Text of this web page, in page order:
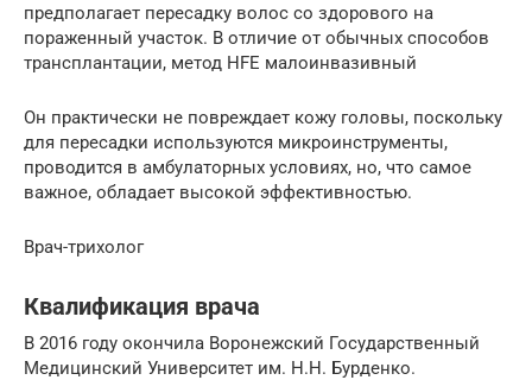
предполагает пересадку волос со здорового на
пораженный участок. В отличие от обычных способов
трансплантации, метод HFE малоинвазивный
Он практически не повреждает кожу головы, поскольку
для пересадки используются микроинструменты,
проводится в амбулаторных условиях, но, что самое
важное, обладает высокой эффективностью.
Врач-трихолог
Квалификация врача
В 2016 году окончила Воронежский Государственный
Медицинский Университет им. Н.Н. Бурденко.